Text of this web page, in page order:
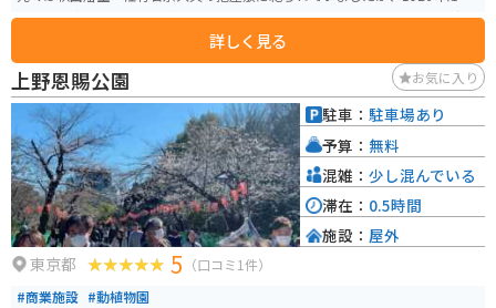
在地に遷座しました。見どころは、美しい境内とその歴史的背景です。現社
殿は1971年に改築されたもので、伝統的な神社建築を楽しむことができま
す。特に春の桜の季節には境内が美しく彩られ、多くの参拝者が訪れます。
また、向陵稲荷神社は学業成就や受験合格のご利益があるとされ、近年では
特に受験生の参拝者が増えています。初詣や例大祭の時期には、多くの参拝
者で賑わい、地元の人々に親しまれています。アクセスも良好で、JR日暮里
駅や西日暮里駅から徒歩圏内にあります。観光の際にはぜひ立ち寄りたいス
ポットです。
詳しく見る
上野恩賜公園 お気に入り
東京都 5 （口コミ1件）
#商業施設 #動植物園
駐車： 駐車場あり
予算： 無料
混雑： 少し混んでいる
滞在： 0.5時間
施設： 屋外